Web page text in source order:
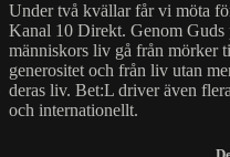
Under två kvällar får vi möta
Kanal 10 Direkt. Genom
människors liv gå från mörker
generositet och från liv utan
deras liv. Bet:L driver även
och internationellt.